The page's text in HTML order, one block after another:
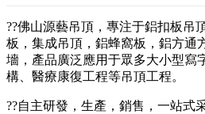
??佛山源藝吊頂，專注于鋁扣板吊
板，集成吊頂，鋁蜂窩板，鋁方通
墻，產品廣泛應用于眾多大小型寫
構、醫療康復工程等吊頂工程。
??自主研發，生產，銷售，一站式